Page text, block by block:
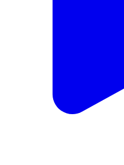
चांदपुर पुलिस को मिली बड़ी